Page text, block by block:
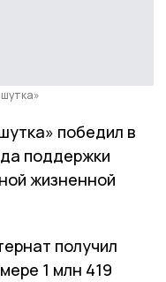
победил в
поддержки
жизненной
получил
1 млн 419